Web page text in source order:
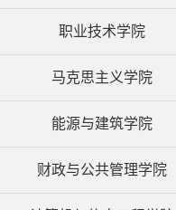
职业技术学院
马克思主义学院
能源与建筑学院
财政与公共管理学院